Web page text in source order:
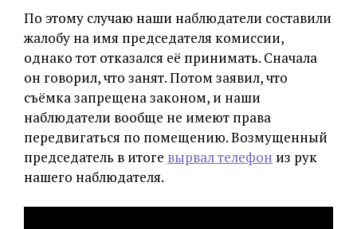
По этому случаю наши наблюдатели составили
жалобу на имя председателя комиссии,
однако тот отказался её принимать. Сначала
он говорил, что занят. Потом заявил, что
съёмка запрещена законом, и наши
наблюдатели вообще не имеют права
передвигаться по помещению. Возмущенный
председатель в итоге вырвал телефон из рук
нашего наблюдателя.